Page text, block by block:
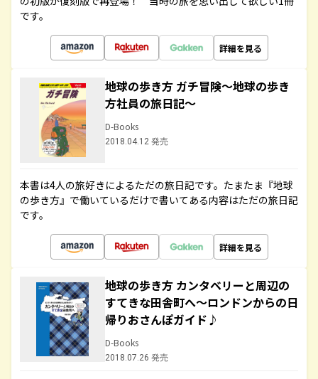
です。
詳細を見る
地球の歩き方 ガチ冒険～地球の歩き
方社員の旅日記～
D-Books
2018.04.12 発売
本書は4人の旅好きによるただの旅日記です。たまたま『地球
の歩き方』で働いているだけで書いてある内容はただの旅日記
です。
詳細を見る
地球の歩き方 カンタベリーと周辺の
すてきな田舎町へ～ロンドンからの日
帰りおさんぽガイド♪
D-Books
2018.07.26 発売